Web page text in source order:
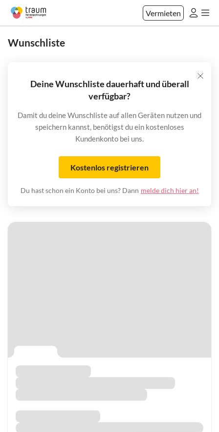
Vermieten
Wunschliste
Deine Wunschliste dauerhaft und überall
verfügbar?
Damit du deine Wunschliste auf allen Geräten nutzen und
speichern kannst, benötigst du ein kostenloses
Kundenkonto bei uns.
Kostenlos registrieren
Du hast schon ein Konto bei uns? Dann melde dich hier an!